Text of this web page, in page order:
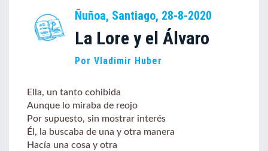
Ñuñoa, Santiago, 28-8-2020
La Lore y el Álvaro
Por Vladimir Huber
Ella, un tanto cohibida
Aunque lo miraba de reojo
Por supuesto, sin mostrar interés
Él, la buscaba de una y otra manera
Hacía una cosa y otra